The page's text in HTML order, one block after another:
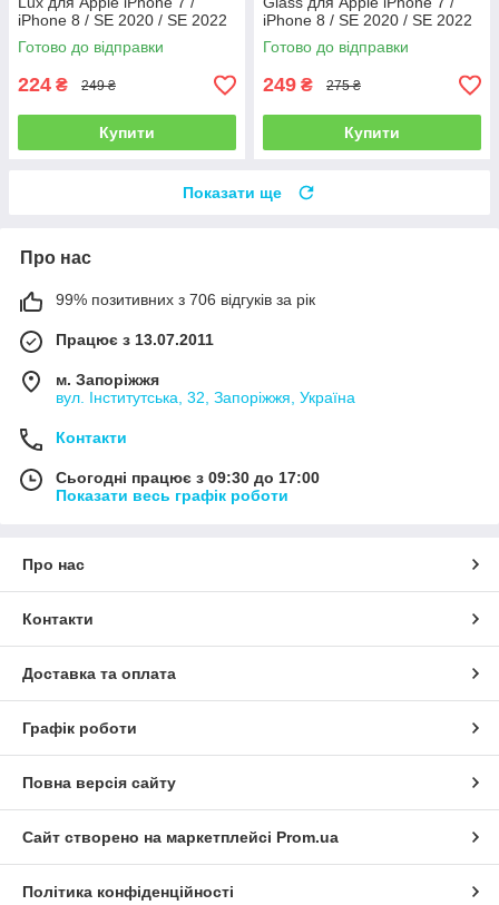
iPhone 8 / SE 2020 / SE 2022
- Dark Blue
Готово до відправки
224 ₴ 249 ₴
Купити
iPhone 8 / SE 2020 / SE 2022
- Pink
Готово до відправки
249 ₴ 275 ₴
Купити
Показати ще
Про нас
99% позитивних з 706 відгуків за рік
Працює з 13.07.2011
м. Запоріжжя
вул. Інститутська, 32, Запоріжжя, Україна
Контакти
Сьогодні працює з 09:30 до 17:00
Показати весь графік роботи
Про нас
Контакти
Доставка та оплата
Графік роботи
Повна версія сайту
Сайт створено на маркетплейсі Prom.ua
Політика конфіденційності